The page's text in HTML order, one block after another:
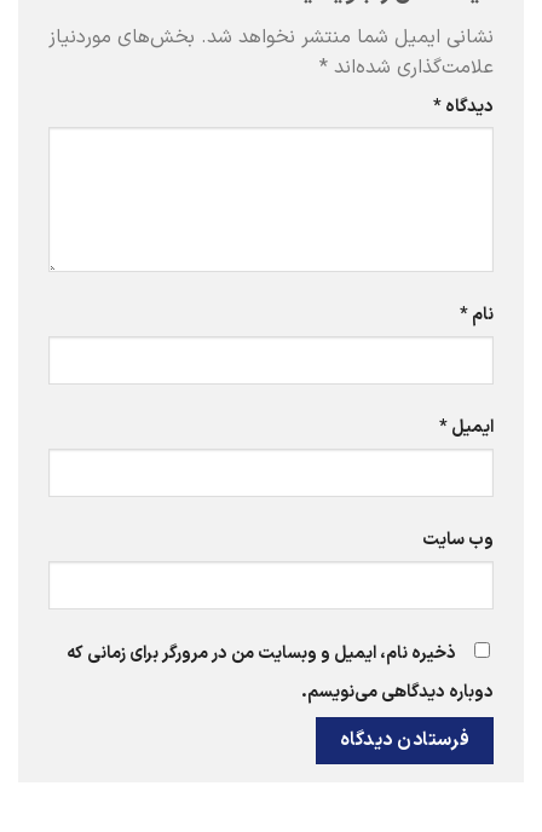
نشانی ایمیل شما منتشر نخواهد شد. بخش‌های موردنیاز
علامت‌گذاری شده‌اند *
دیدگاه*
نام*
ایمیل*
وب‌ سایت
ذخیره نام، ایمیل و وبسایت من در مرورگر برای زمانی که
دوباره دیدگاهی می‌نویسم.